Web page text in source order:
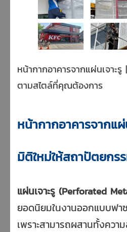
หน้ากากอาคารจากแผ่นเจาะ
ตามสไตล์ที่คุณต้องการ
หน้ากากอาคารจากแ
มิติใหม่ให้สถาปัตยกร
แผ่นเจาะรู (Perforated
ยอดนิยมในงานออกแบบฟา
เพราะสามารถผสานทั้งควา